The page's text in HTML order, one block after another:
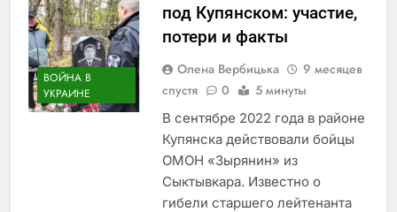
ВОЙНА В
УКРАИНЕ
под Купянском: участие,
потери и факты
Олена Вербицька
9 месяцев
спустя
0 5 минуты
В сентябре 2022 года в районе
Купянска действовали бойцы
ОМОН «Зырянин» из
Сыктывкара. Известно о
гибели старшего лейтенанта